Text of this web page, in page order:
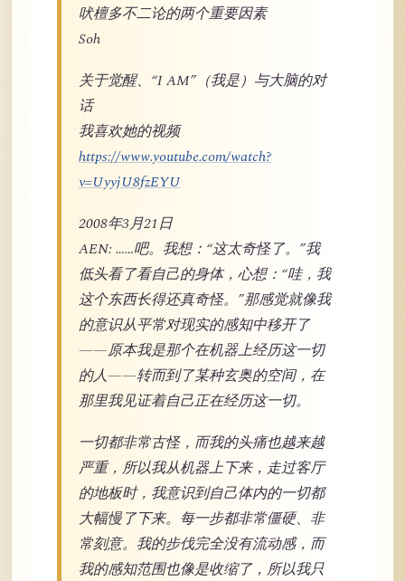
吠檀多不二论的两个重要因素
Soh
关于觉醒、“I AM”（我是）与大脑的对
话
我喜欢她的视频
https://www.youtube.com/watch?
v=UyyjU8fzEYU
2008年3月21日
AEN: ……吧。我想：“这太奇怪了。”我
低头看了看自己的身体，心想：“哇，我
这个东西长得还真奇怪。”那感觉就像我
的意识从平常对现实的感知中移开了
——原本我是那个在机器上经历这一切
的人——转而到了某种玄奥的空间，在
那里我见证着自己正在经历这一切。
一切都非常古怪，而我的头痛也越来越
严重，所以我从机器上下来，走过客厅
的地板时，我意识到自己体内的一切都
大幅慢了下来。每一步都非常僵硬、非
常刻意。我的步伐完全没有流动感，而
我的感知范围也像是收缩了，所以我只